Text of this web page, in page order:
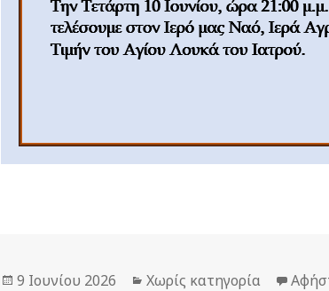
Δημοσιεύτηκε
9 Ιουνίου 2026 Κατηγορίες
Χωρίς κατηγορία